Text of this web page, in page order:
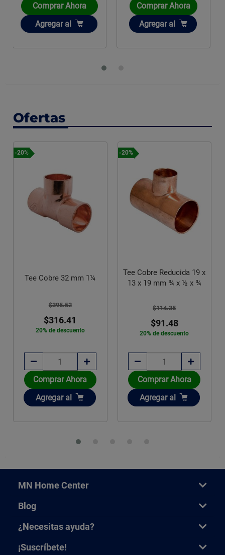
Comprar Ahora
Añadir
Agregar al
Comprar Ahora
Añadir
Agregar al
Ofertas
-20%
Tee Cobre 32 mm 1¼
$395.52
$316.41
20% de descuento
Comprar Ahora
Añadir
Agregar al
-20%
Tee Cobre Reducida 19 x
13 x 19 mm ¾ x ½ x ¾
$114.35
$91.48
20% de descuento
Comprar Ahora
Añadir
Agregar al
MN Home Center
Blog
¿Necesitas ayuda?
¡Suscríbete!